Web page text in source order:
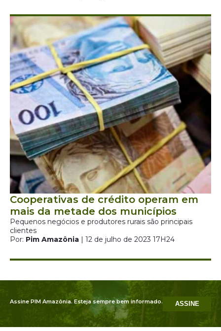
Cooperativas de crédito operam em
mais da metade dos municípios
Pequenos negócios e produtores rurais são principais
clientes
Por: Pim Amazônia | 12 de julho de 2023 17H24
Assine PIM Amazônia. Esteja sempre bem informado. ASSINE